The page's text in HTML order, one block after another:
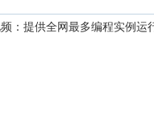
：提供全网最多编程实例运